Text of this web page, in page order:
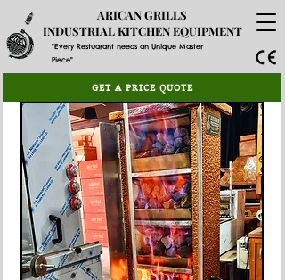
"Every Restuarant needs an Unique Master
Piece"
ARICAN GRILLS
INDUSTRIAL KITCHEN EQUIPMENT
GET A PRICE QUOTE